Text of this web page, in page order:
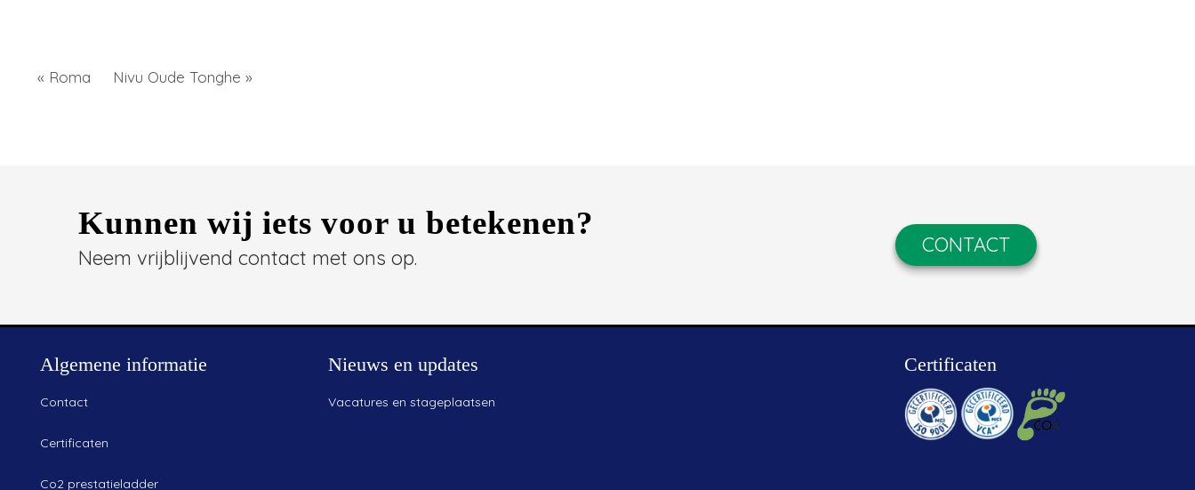
« Roma Nivu Oude Tonghe »
Kunnen wij iets voor u betekenen?
Neem vrijblijvend contact met ons op.
CONTACT
Algemene informatie
Contact
Certificaten
Co2 prestatieladder
Nieuws en updates
Vacatures en stageplaatsen
Certificaten